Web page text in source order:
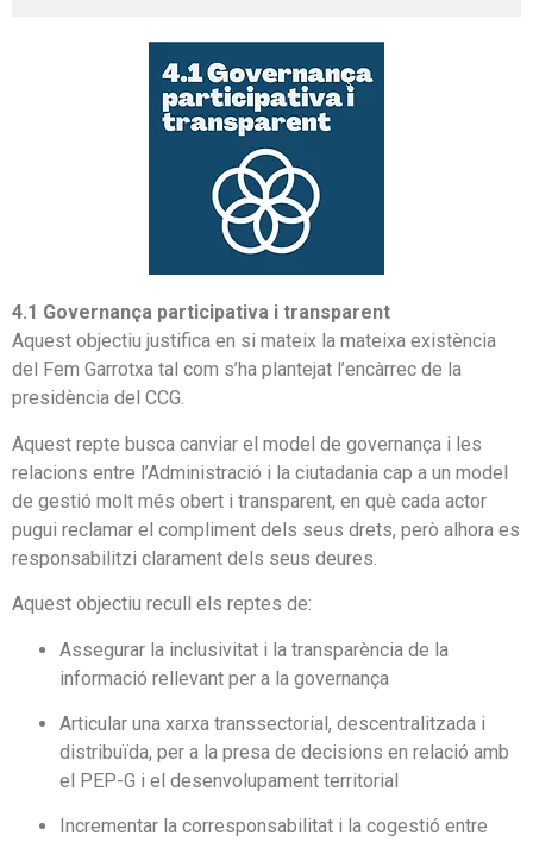
4.1 Governança participativa i transparent
Aquest objectiu justifica en si mateix la mateixa existència
del Fem Garrotxa tal com s’ha plantejat l’encàrrec de la
presidència del CCG.
Aquest repte busca canviar el model de governança i les
relacions entre l’Administració i la ciutadania cap a un model
de gestió molt més obert i transparent, en què cada actor
pugui reclamar el compliment dels seus drets, però alhora es
responsabilitzi clarament dels seus deures.
Aquest objectiu recull els reptes de:
Assegurar la inclusivitat i la transparència de la
informació rellevant per a la governança
Articular una xarxa transsectorial, descentralitzada i
distribuïda, per a la presa de decisions en relació amb
el PEP-G i el desenvolupament territorial
Incrementar la corresponsabilitat i la cogestió entre